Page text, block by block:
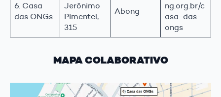
6. Casa
das ONGs
Jerônimo
Pimentel,
315
Abong
ng.org.br/c
asa-das-
ongs
MAPA COLABORATIVO